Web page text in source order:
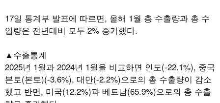
17일 통계부 발표에 따르면, 올해 1월 총 수출량과 총 수
입량은 전년대비 모두 2% 증가했다.
▲수출통계
2025년 1월과 2024년 1월을 비교하면 인도(-22.1%), 중국
본토(본토)(-3.6%), 대만(-2.2%)으로의 총 수출량이 감소
했고 반면, 미국(12.2%)과 베트남(65.9%)으로의 총 수출